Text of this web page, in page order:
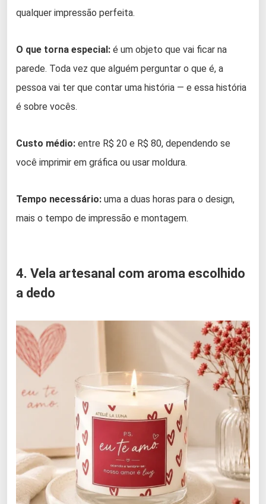
qualquer impressão perfeita.
O que torna especial: é um objeto que vai ficar na
parede. Toda vez que alguém perguntar o que é, a
pessoa vai ter que contar uma história — e essa história
é sobre vocês.
Custo médio: entre R$ 20 e R$ 80, dependendo se
você imprimir em gráfica ou usar moldura.
Tempo necessário: uma a duas horas para o design,
mais o tempo de impressão e montagem.
4. Vela artesanal com aroma escolhido
a dedo